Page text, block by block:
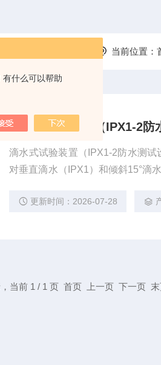
什么可以帮助
当前位置：
滴水式试验装置（IPX1-2防
滴水式试验装置（IPX1-2防水测
对垂直滴水（IPX1）和倾斜15°滴
缺陷，提升产品耐用性与市场合规
更新时间：2026-07-28
，当前 1 / 1 页 首页 上一页 下一页